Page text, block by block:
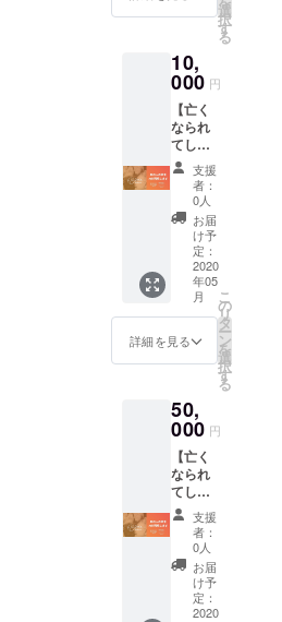
は、再現で
自分が話し
た言葉がそ
のまま変換
できる
人それぞれ
の持つ声の
個性を再現
できる
といった特
voiceware製
様々な場面
でご活用頂
ければ幸い
です。
そして我々
は、さらな
る音声技術
の可能性を
追究し、
た方で
も、 過
声デー
タがあ
れば、
その方
の声を
復元
し、声
を復元
するこ
とが可
能で
す。 ご
支援を
頂ける
方に
は、 弊
社技術
キュメ
ンタ
リー風
プロ
モー
ション
ビデオ
に出演
できる
権利と
共に、
制作
後、メ
選
択
す
る
10,
000 円
【亡く
なられ
てし
まった
方の音
声の復
元をし
い！】
技術Ｌ
Ｐ：
https://
preview
.studio.
design/l
ive/xN
WlB/on
es_voic
e 既に
亡くな
られて
しまっ
た方の
音声
データ
があれ
ば、 そ
の方の
声を復
支援
者：
0人
お届
け予
定：
2020
年05
月
詳細を見る
こ
の
リ
タ
ー
ン
を
選
択
す
る
50,
000 円
【亡く
なられ
てし
まった
方の音
声の復
元をし
い！】
技術Ｌ
支援
者：
0人
お届
け予
定：
2020